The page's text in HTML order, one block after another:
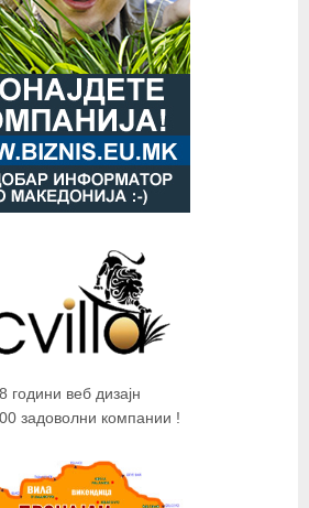
години веб дизајн
задоволни компании !